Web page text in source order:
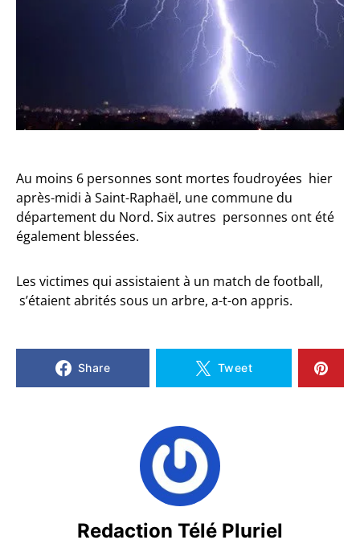
Au moins 6 personnes sont mortes foudroyées hier
après-midi à Saint-Raphaël, une commune du
département du Nord. Six autres personnes ont été
également blessées.
Les victimes qui assistaient à un match de football,
s’étaient abrités sous un arbre, a-t-on appris.
Share Tweet
Redaction Télé Pluriel